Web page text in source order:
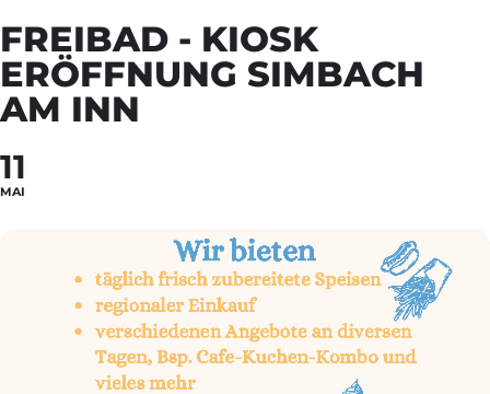
FREIBAD - KIOSK
ERÖFFNUNG SIMBACH
AM INN
11
MAI